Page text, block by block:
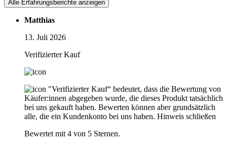
Alle Erfahrungsberichte anzeigen
Matthias
13. Juli 2026
Verifizierter Kauf
"Verifizierter Kauf“ bedeutet, dass die Bewertung von
Käufer:innen abgegeben wurde, die dieses Produkt tatsächlich
bei uns gekauft haben. Bewerten können aber grundsätzlich
alle, die ein Kundenkonto bei uns haben. Hinweis schließen
Bewertet mit 4 von 5 Sternen.